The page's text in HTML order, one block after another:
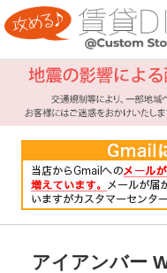
アイアンバー